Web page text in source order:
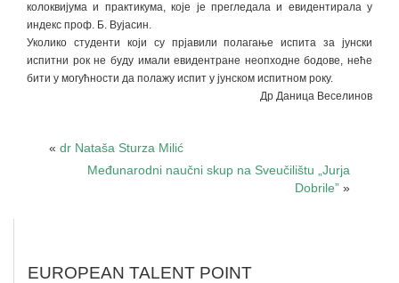
колоквијума и практикума, које је прегледала и евидентирала у
индекс проф. Б. Вујасин.
Уколико студенти који су прјавили полагање испита за јунски
испитни рок не буду имали евидентране неопходне бодове, неће
бити у могућности да полажу испит у јунском испитном року.
Др Даница Веселинов
« dr Nataša Sturza Milić
Međunarodni naučni skup na Sveučilištu „Jurja
Dobrile” »
EUROPEAN TALENT POINT